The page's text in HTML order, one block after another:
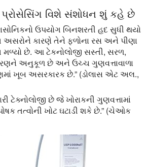
વિશે સંશોધન શું કહે છે
ઉપયોગ બિનશરતી હદ સુધી થયો
અસરોને કારણે તેને ફળોના રસ અને પીણા
મળ્યો છે. આ ટેકનોલોજી સસ્તી, સરળ,
અનુકૂળ છે અને ઉચ્ચ ગુણવત્તાવાળા
ખૂબ અસરકારક છે.” (ડોલાસ એટ અલ.,
ટેક્નોલોજી છે જે ખોરાકની ગુણવત્તામાં
તત્વોની ખોટ ઘટાડી શકે છે.” (ચેઓક